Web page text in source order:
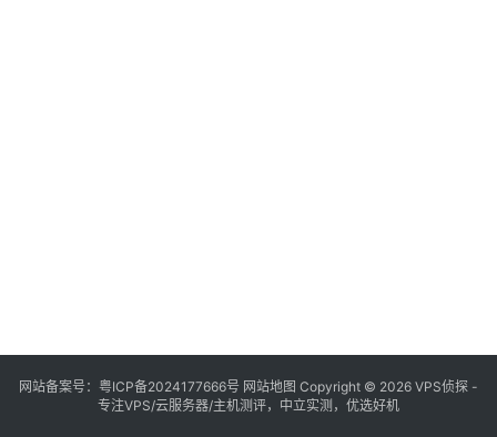
网站备案号： 粤ICP备2024177666号 网站地图 Copyright © 2026 VPS侦探 -
专注VPS/云服务器/主机测评，中立实测，优选好机